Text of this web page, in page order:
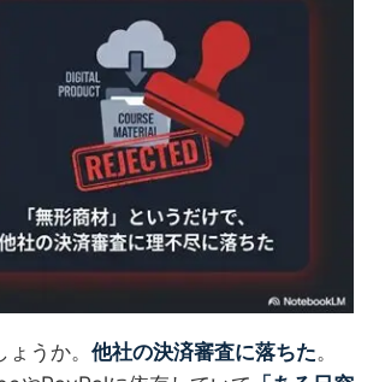
うか。 他社の決済審査に落ちた。